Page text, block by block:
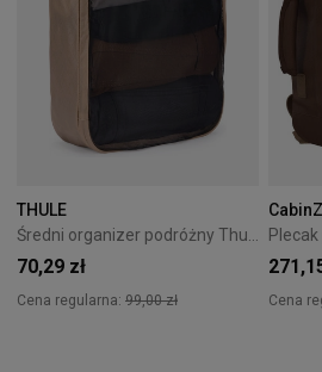
THULE
Średni organizer podróżny Thule Packing Cube M - gentle beige
70,29 zł
Cena regularna: 99,00 zł Cena